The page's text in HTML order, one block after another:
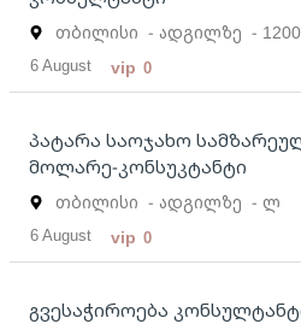
თბილისი - ადგილზე -
6 August vip 0
პატარა საოჯახო
მოლარე-კონსუკტანტი
თბილისი - ადგილზე - ლ
6 August vip 0
გვესაჭიროება